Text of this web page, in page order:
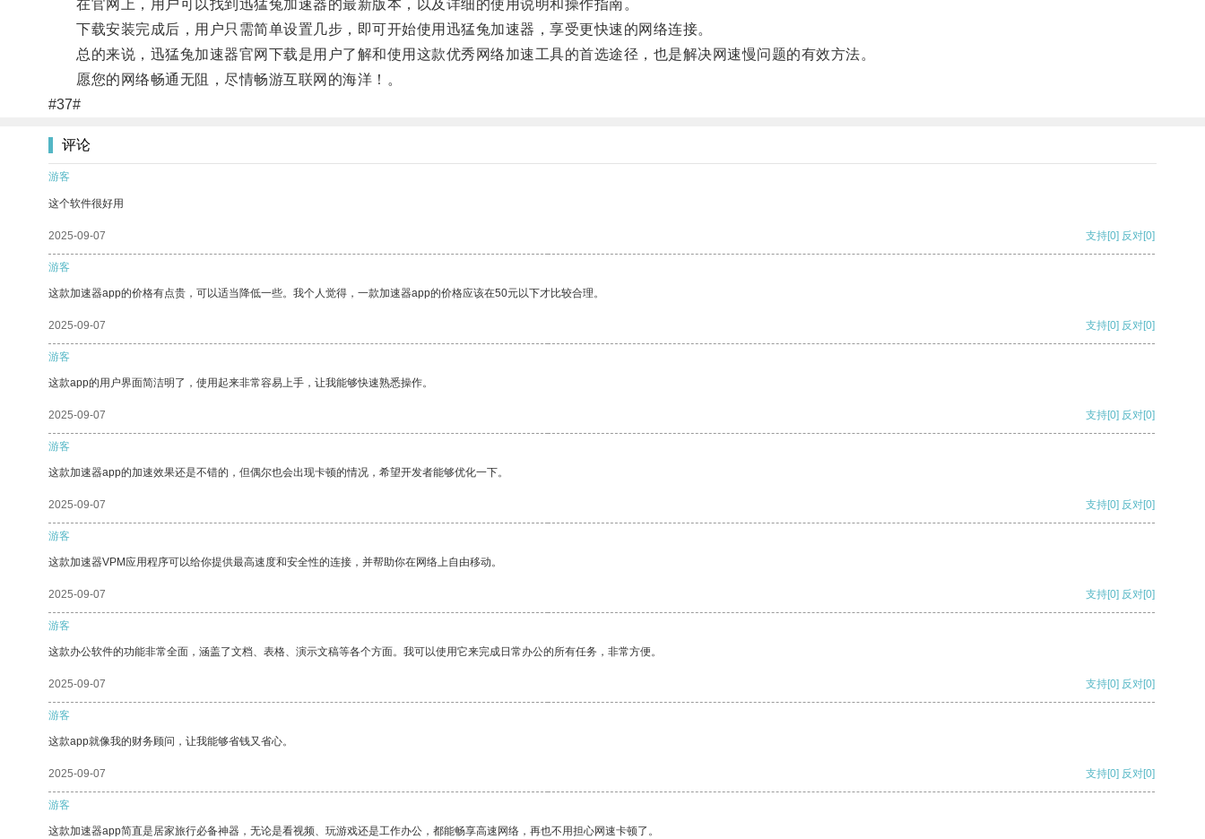
在官网上，用户可以找到迅猛兔加速器的最新版本，以及详细的使用说明和操作指南。
下载安装完成后，用户只需简单设置几步，即可开始使用迅猛兔加速器，享受更快速的网络连接。
总的来说，迅猛兔加速器官网下载是用户了解和使用这款优秀网络加速工具的首选途径，也是解决网速慢问题的有效方法。
愿您的网络畅通无阻，尽情畅游互联网的海洋！。
#37#
评论
游客
这个软件很好用
2025-09-07 支持[0] 反对[0]
游客
这款加速器app的价格有点贵，可以适当降低一些。我个人觉得，一款加速器app的价格应该在50元以下才比较合理。
2025-09-07 支持[0] 反对[0]
游客
这款app的用户界面简洁明了，使用起来非常容易上手，让我能够快速熟悉操作。
2025-09-07 支持[0] 反对[0]
游客
这款加速器app的加速效果还是不错的，但偶尔也会出现卡顿的情况，希望开发者能够优化一下。
2025-09-07 支持[0] 反对[0]
游客
这款加速器VPM应用程序可以给你提供最高速度和安全性的连接，并帮助你在网络上自由移动。
2025-09-07 支持[0] 反对[0]
游客
这款办公软件的功能非常全面，涵盖了文档、表格、演示文稿等各个方面。我可以使用它来完成日常办公的所有任务，非常方便。
2025-09-07 支持[0] 反对[0]
游客
这款app就像我的财务顾问，让我能够省钱又省心。
2025-09-07 支持[0] 反对[0]
游客
这款加速器app简直是居家旅行必备神器，无论是看视频、玩游戏还是工作办公，都能畅享高速网络，再也不用担心网速卡顿了。